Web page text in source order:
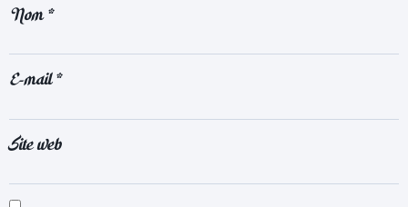
Nom*
E-mail*
Site web